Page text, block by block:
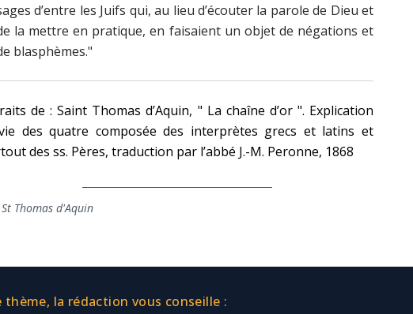
d’entre les Juifs qui, au lieu d’écouter la parole de Dieu et
la mettre en pratique, en faisaient un objet de négations et
blasphèmes."
de : Saint Thomas d’Aquin, " La chaîne d’or ". Explication
des quatre composée des interprètes grecs et latins et
des ss. Pères, traduction par l’abbé J.-M. Peronne, 1868
Thomas d'Aquin
thème, la rédaction vous conseille :